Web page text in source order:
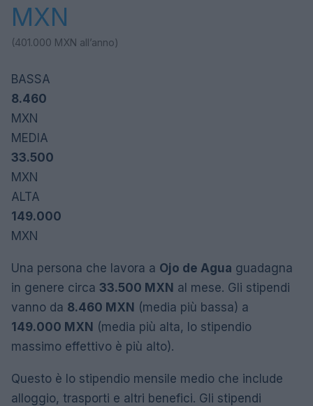
MXN
(401.000 MXN all’anno)
BASSA
8.460
MXN
MEDIA
33.500
MXN
ALTA
149.000
MXN
Una persona che lavora a Ojo de Agua guadagna
in genere circa 33.500 MXN al mese. Gli stipendi
vanno da 8.460 MXN (media più bassa) a
149.000 MXN (media più alta, lo stipendio
massimo effettivo è più alto).
Questo è lo stipendio mensile medio che include
alloggio, trasporti e altri benefici. Gli stipendi